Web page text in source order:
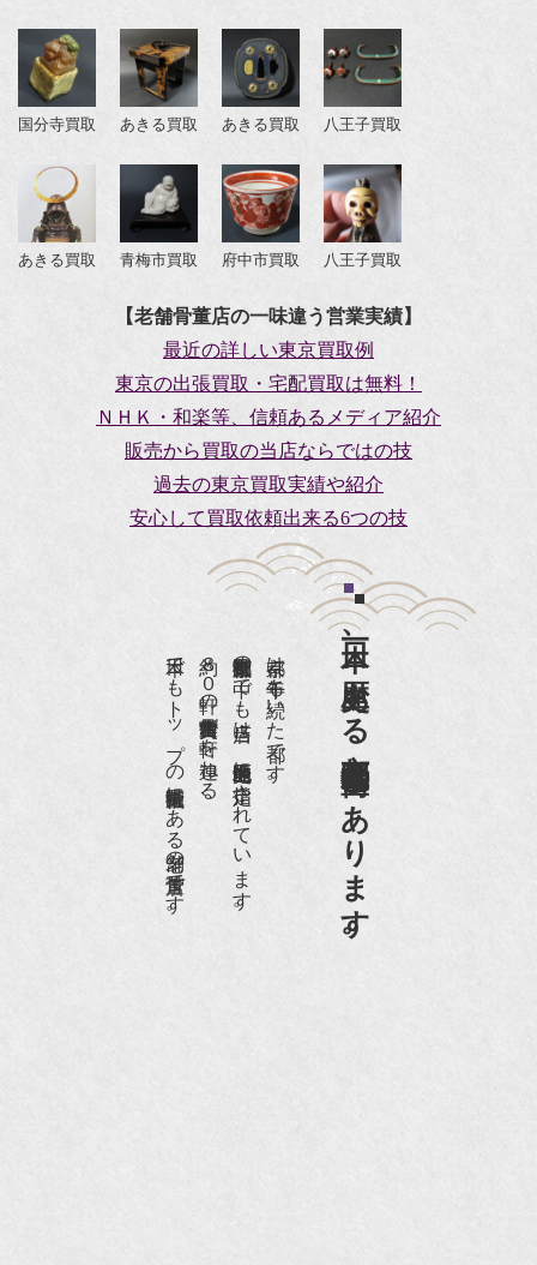
国分寺買取 あきる買取 あきる買取 八王子買取
あきる買取 青梅市買取 府中市買取 八王子買取
【老舗骨董店の一味違う営業実績】
最近の詳しい東京買取例
東京の出張買取・宅配買取は無料！
ＮＨＫ・和楽等、信頼あるメディア紹介
販売から買取の当店ならではの技
過去の東京買取実績や紹介
安心して買取依頼出来る6つの技
日本一、歴史ある
京都祇園骨董街にあります。
京都は千年も続いた都です。
京都祇園骨董街の中でも当店は、歴史的保全地区に指定されています。
約８０軒の古美術骨董商が軒を連ねる、
日本でもトップの祇園骨董街にある老舗の骨董店です。